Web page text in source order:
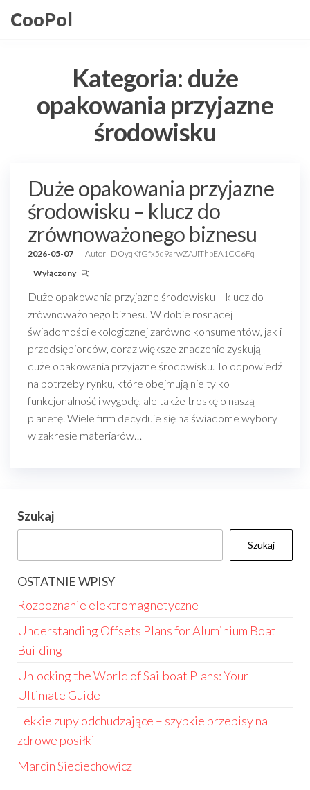
doCooPol
Kategoria: duże
opakowania przyjazne
środowisku
Duże opakowania przyjazne
środowisku – klucz do
zrównoważonego biznesu
2026-05-07 Autor DOyqKfGfx5q9arwZAJiThbEA1CC6Fq
Wyłączony
Duże opakowania przyjazne środowisku – klucz do
zrównoważonego biznesu W dobie rosnącej
świadomości ekologicznej zarówno konsumentów, jak i
przedsiębiorców, coraz większe znaczenie zyskują
duże opakowania przyjazne środowisku. To odpowiedź
na potrzeby rynku, które obejmują nie tylko
funkcjonalność i wygodę, ale także troskę o naszą
planetę. Wiele firm decyduje się na świadome wybory
w zakresie materiałów…
Szukaj
Szukaj
OSTATNIE WPISY
Rozpoznanie elektromagnetyczne
Understanding Offsets Plans for Aluminium Boat
Building
Unlocking the World of Sailboat Plans: Your
Ultimate Guide
Lekkie zupy odchudzające – szybkie przepisy na
zdrowe posiłki
Marcin Sieciechowicz